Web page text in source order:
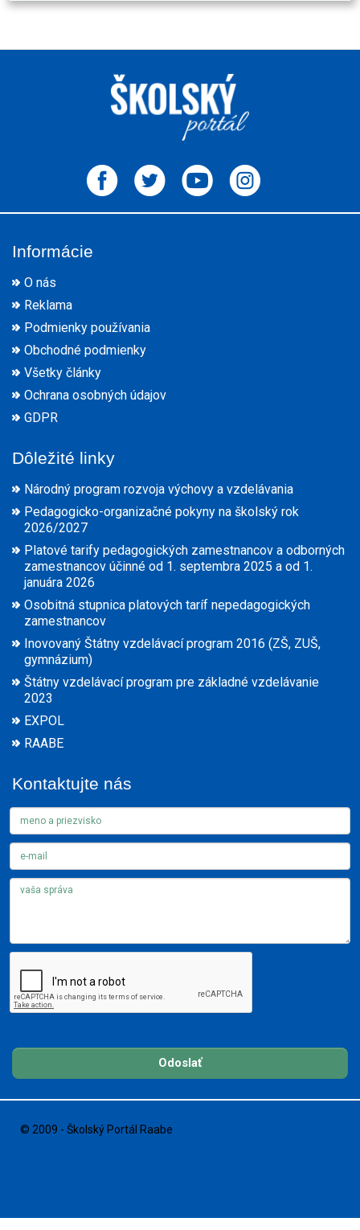
Informácie
O nás
Reklama
Podmienky používania
Obchodné podmienky
Všetky články
Ochrana osobných údajov
GDPR
Dôležité linky
Národný program rozvoja výchovy a vzdelávania
Pedagogicko-organizačné pokyny na školský rok
2026/2027
Platové tarify pedagogických zamestnancov a odborných
zamestnancov účinné od 1. septembra 2025 a od 1.
januára 2026
Osobitná stupnica platových taríf nepedagogických
zamestnancov
Inovovaný Štátny vzdelávací program 2016 (ZŠ, ZUŠ,
gymnázium)
Štátny vzdelávací program pre základné vzdelávanie
2023
EXPOL
RAABE
Kontaktujte nás
Odoslať
© 2009 - Školský Portál Raabe